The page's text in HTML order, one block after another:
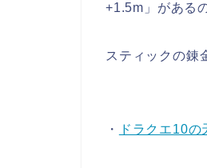
+1.5m」がある
スティックの錬
・ ドラクエ10